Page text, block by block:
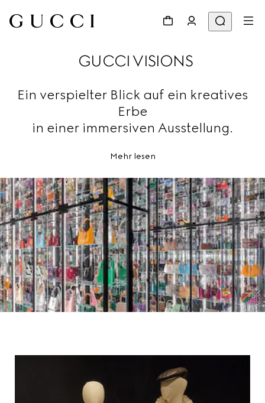
GUCCI VISIONS
Ein verspielter Blick auf ein kreatives
Erbe
in einer immersiven Ausstellung.
Mehr lesen